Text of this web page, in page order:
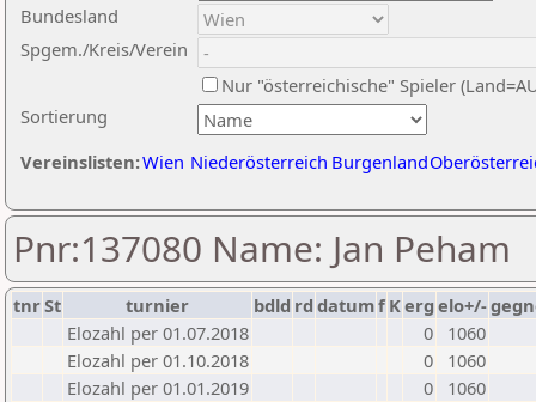
Sortierung
Bundesland
Spgem./Kreis/Verein
Nur "österreichische" Spieler
Vereinslisten:Wien Niederösterreich Burgenland
Pnr:137080 Name: Jan Peham
tnrSt turnier bdld rd datumf Kerg elo+/-
Elozahl per 01.07.2018
0
1060
Elozahl per 01.10.2018
0
1060
Elozahl per 01.01.2019
0
1060